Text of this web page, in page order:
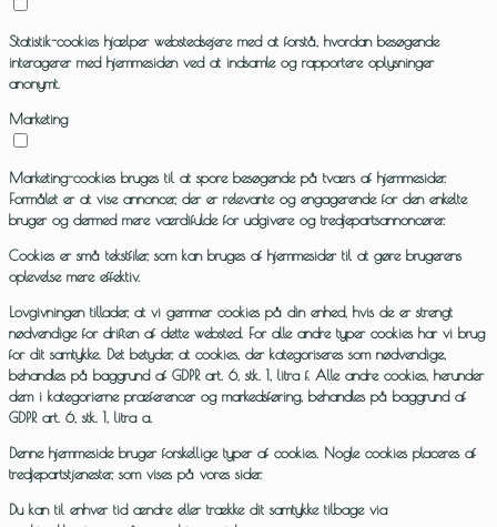
Statistik-cookies hjælper webstedsejere med at forstå, hvordan besøgende
interagerer med hjemmesiden ved at indsamle og rapportere oplysninger
anonymt.
Marketing
Marketing-cookies bruges til at spore besøgende på tværs af hjemmesider.
Formålet er at vise annoncer, der er relevante og engagerende for den enkelte
bruger og dermed mere værdifulde for udgivere og tredjepartsannoncører.
Cookies er små tekstfiler, som kan bruges af hjemmesider til at gøre brugerens
oplevelse mere effektiv.
Lovgivningen tillader, at vi gemmer cookies på din enhed, hvis de er strengt
nødvendige for driften af dette websted. For alle andre typer cookies har vi brug
for dit samtykke. Det betyder, at cookies, der kategoriseres som nødvendige,
behandles på baggrund af GDPR art. 6, stk. 1, litra f. Alle andre cookies, herunder
dem i kategorierne præferencer og markedsføring, behandles på baggrund af
GDPR art. 6, stk. 1, litra a.
Denne hjemmeside bruger forskellige typer af cookies. Nogle cookies placeres af
tredjepartstjenester, som vises på vores sider.
Du kan til enhver tid ændre eller trække dit samtykke tilbage via